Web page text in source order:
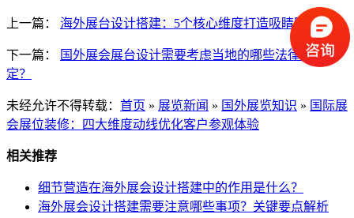
上一篇： 海外展台设计搭建：5个核心维度打造吸睛国际展位
下一篇：
国外展会展台设计需要考虑当地的哪些法律和规
定？
未经允许不得转载： 首页 » 展览新闻 » 国外展览知识 » 国际展
会展位装修：四大维度动线优化客户参观体验
相关推荐
细节营造在海外展会设计搭建中的作用是什么？
海外展会设计搭建需要注意哪些事项？关键要点解析